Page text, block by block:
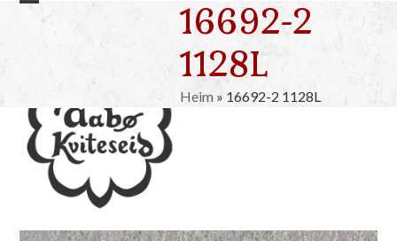
Skip
Open
menu
Close
menu
16692-2
1128L
Heim» 16692-2 1128L